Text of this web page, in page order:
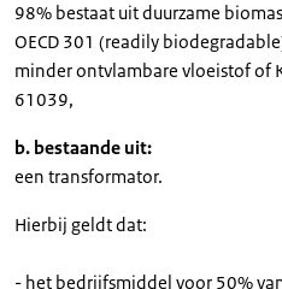
98% bestaat uit duurzame
OECD 301 (readily
minder ontvlambare vloeistof of
61039,
b. bestaande uit:
een transformator.
Hierbij geldt dat:
- het bedrijfsmiddel voor 50%